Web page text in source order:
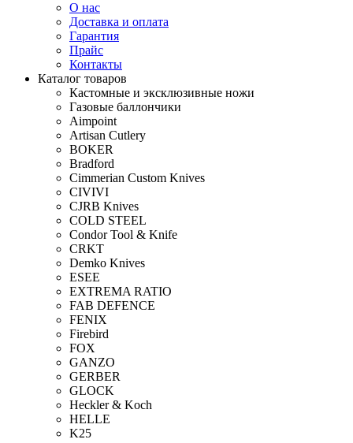
О нас
Доставка и оплата
Гарантия
Прайс
Контакты
Каталог товаров
Кастомные и эксклюзивные ножи
Газовые баллончики
Aimpoint
Artisan Cutlery
BOKER
Bradford
Cimmerian Custom Knives
CIVIVI
CJRB Knives
COLD STEEL
Condor Tool & Knife
CRKT
Demko Knives
ESEE
EXTREMA RATIO
FAB DEFENCE
FENIX
Firebird
FOX
GANZO
GERBER
GLOCK
Heckler & Koch
HELLE
K25